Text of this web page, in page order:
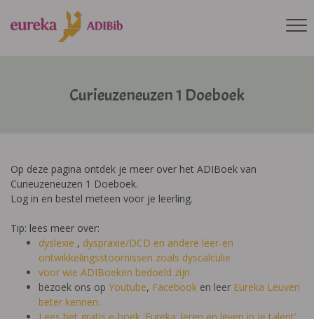
Curieuzeneuzen 1 Doeboek
Op deze pagina ontdek je meer over het ADIBoek van
Curieuzeneuzen 1 Doeboek.
Log in en bestel meteen voor je leerling.
Tip: lees meer over:
dyslexie , dyspraxie/DCD en andere leer-en
ontwikkelingsstoornissen zoals dyscalculie
voor wie ADIBoeken bedoeld zijn
bezoek ons op Youtube, Facebook en leer Eureka Leuven
beter kennen.